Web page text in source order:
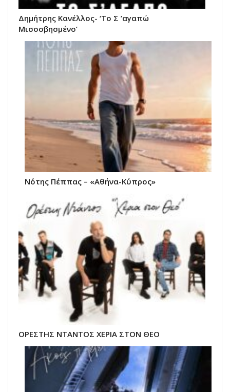
Δημήτρης Κανέλλος- ‘Το Σ ’αγαπώ
Μισοσβησμένο’
Νότης Πέππας – «Αθήνα-Κύπρος»
ΟΡΕΣΤΗΣ ΝΤΑΝΤΟΣ ΧΕΡΙΑ ΣΤΟΝ ΘΕΟ